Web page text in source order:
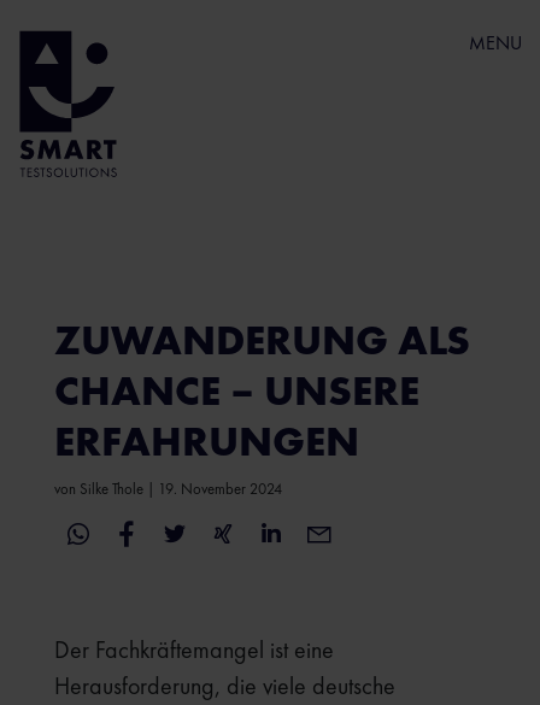
MENU
ZUWANDERUNG ALS
CHANCE – UNSERE
ERFAHRUNGEN
von Silke Thole | 19. November 2024
Der Fachkräftemangel ist eine
Herausforderung, die viele deutsche